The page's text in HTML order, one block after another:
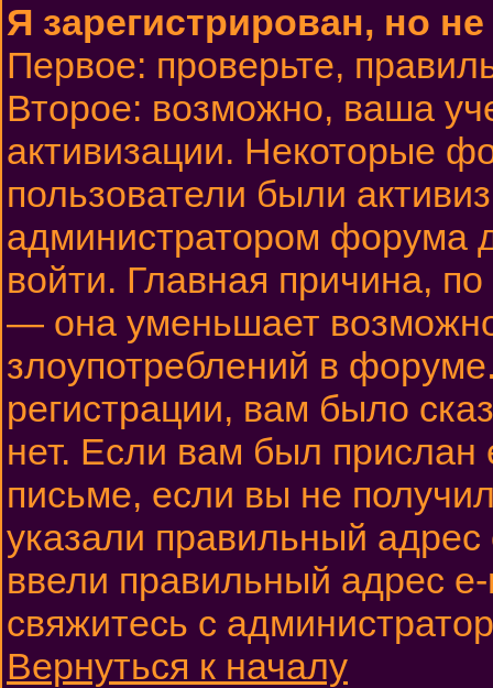
Я зарегистрирован, но
Первое: проверьте,
Второе: возможно, ваша
активизации. Некоторые
пользователи были
администратором форума
войти. Главная причина,
— она уменьшает
злоупотреблений в
регистрации, вам было
нет. Если вам был прислан
письме, если вы не
указали правильный
ввели правильный адрес
свяжитесь с
Вернуться к началу